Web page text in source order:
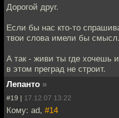
Дорогой друг.
Если бы нас кто-то
твои слова имели бы смысл.
А так - живи ты где хочешь
в этом преград не строит.
Лепанто »
#19 | 17.12.07 13:22
Кому: ad, #14